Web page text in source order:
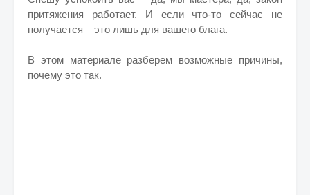
притяжения работает. И если что-то сейчас не
получается – это лишь для вашего блага.
В этом материале разберем возможные причины,
почему это так.